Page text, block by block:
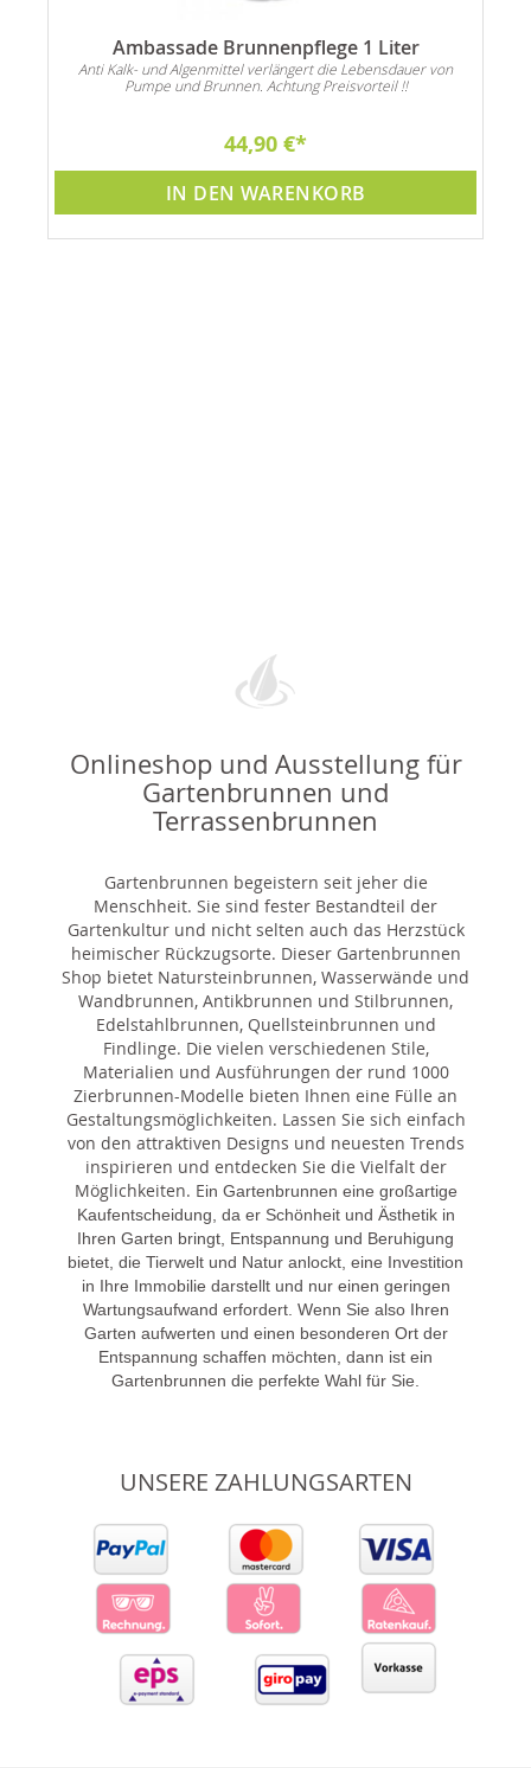
Ambassade Brunnenpflege 1 Liter
Anti Kalk- und Algenmittel verlängert die Lebensdauer von
Pumpe und Brunnen. Achtung Preisvorteil !!
44,90 €
IN DEN WARENKORB
Onlineshop und Ausstellung für
Gartenbrunnen und
Terrassenbrunnen
Gartenbrunnen begeistern seit jeher die
Menschheit. Sie sind fester Bestandteil der
Gartenkultur und nicht selten auch das Herzstück
heimischer Rückzugsorte. Dieser Gartenbrunnen
Shop bietet Natursteinbrunnen, Wasserwände und
Wandbrunnen, Antikbrunnen und Stilbrunnen,
Edelstahlbrunnen, Quellsteinbrunnen und
Findlinge. Die vielen verschiedenen Stile,
Materialien und Ausführungen der rund 1000
Zierbrunnen-Modelle bieten Ihnen eine Fülle an
Gestaltungsmöglichkeiten. Lassen Sie sich einfach
von den attraktiven Designs und neuesten Trends
inspirieren und entdecken Sie die Vielfalt der
Möglichkeiten. Ein Gartenbrunnen eine großartige
Kaufentscheidung, da er Schönheit und Ästhetik in
Ihren Garten bringt, Entspannung und Beruhigung
bietet, die Tierwelt und Natur anlockt, eine Investition
in Ihre Immobilie darstellt und nur einen geringen
Wartungsaufwand erfordert. Wenn Sie also Ihren
Garten aufwerten und einen besonderen Ort der
Entspannung schaffen möchten, dann ist ein
Gartenbrunnen die perfekte Wahl für Sie.
UNSERE ZAHLUNGSARTEN